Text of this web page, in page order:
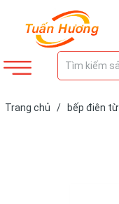
Trang chủ / bếp điên từ